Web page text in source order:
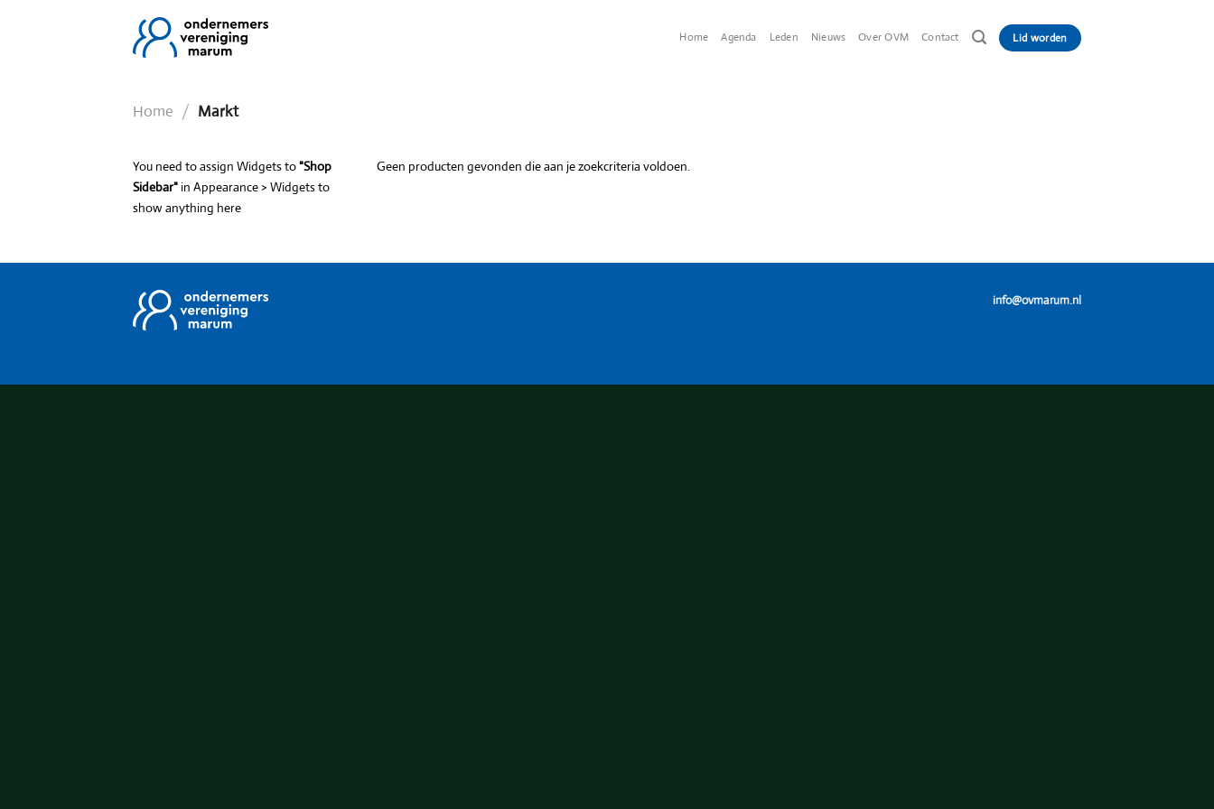
Home Agenda Leden Nieuws Over OVM Contact Lid worden
Home / Markt
You need to assign Widgets to"Shop
Sidebar" in Appearance > Widgetsto
show anything here
Geen producten gevonden die aan je zoekcriteria voldoen.
info@ovmarum.nl